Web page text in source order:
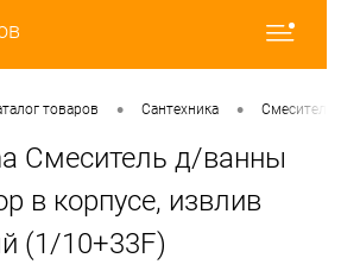
товаров • Сантехника • Смесители
Смеситель д/ванны
в корпусе, извлив
(1/10+33F)